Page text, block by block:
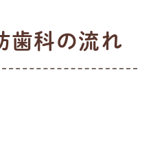
歯科の流れ